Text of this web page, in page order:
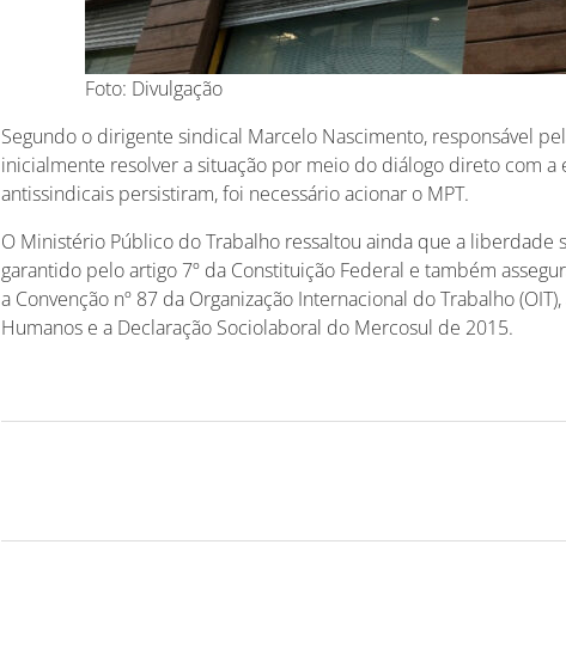
Foto: Divulgação
Segundo o dirigente sindical Marcelo Nascimento, responsável
inicialmente resolver a situação por meio do diálogo direto com a
antissindicais persistiram, foi necessário acionar o MPT.
O Ministério Público do Trabalho ressaltou ainda que a
garantido pelo artigo 7º da Constituição Federal e também
a Convenção nº 87 da Organização Internacional do Trabalho
Humanos e a Declaração Sociolaboral do Mercosul de 2015.